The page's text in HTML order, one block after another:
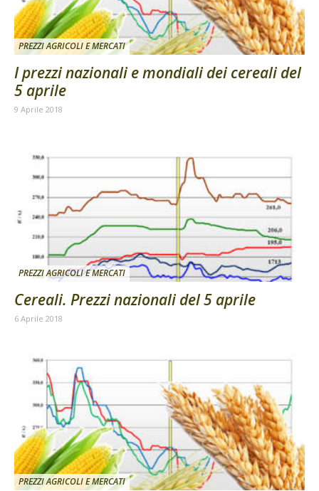
PREZZI AGRICOLI E MERCATI
I prezzi nazionali e mondiali dei cereali del
5 aprile
9 Aprile 2018
PREZZI AGRICOLI E MERCATI
Cereali. Prezzi nazionali del 5 aprile
6 Aprile 2018
PREZZI AGRICOLI E MERCATI